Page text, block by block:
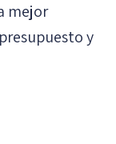
mejor
y